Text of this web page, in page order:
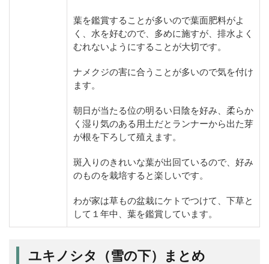
葉を鑑賞することが多いので葉面肥料がよ
く、水を好むので、多めに施すが、排水よく
むれないようにすることが大切です。
ナメクジの害に合うことが多いので気を付け
ます。
朝日が当たる位の明るい日陰を好み、柔らか
く湿り気のある用土だとランナーから出た芽
が根を下ろして殖えます。
斑入りのきれいな葉が出回ているので、好み
のものを栽培すると楽しいです。
わが家は草もの盆栽にケトでつけて、下草と
して１年中、葉を鑑賞しています。
ユキノシタ（雪の下）まとめ